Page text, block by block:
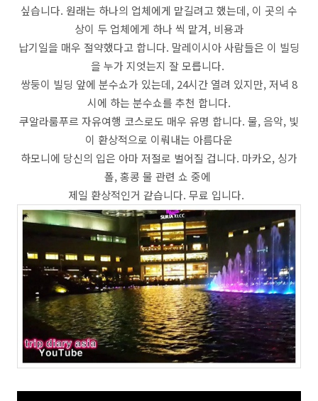
싶습니다. 원래는 하나의 업체에게 맡길려고 했는데, 이 곳의 수
상이 두 업체에게 하나 씩 맡겨, 비용과
납기일을 매우 절약했다고 합니다. 말레이시아 사람들은 이 빌딩
을 누가 지엇는지 잘 모릅니다.
쌍둥이 빌딩 앞에 분수쇼가 있는데, 24시간 열려 있지만, 저녁 8
시에 하는 분수쇼를 추천 합니다.
쿠알라룸푸르 자유여행 코스로도 매우 유명 합니다. 물, 음악, 빛
이 환상적으로 이뤄내는 아름다운
하모니에 당신의 입은 아마 저절로 벌어질 겁니다. 마카오, 싱가
폴, 홍콩 물 관련 쇼 중에
제일 환상적인거 같습니다. 무료 입니다.